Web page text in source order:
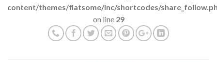
content/themes/flatsome/inc/shortcodes/
on line 29